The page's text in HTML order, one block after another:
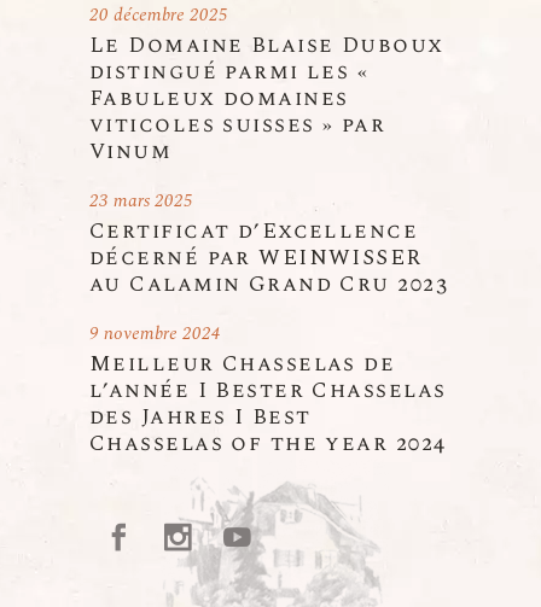
Le Domaine Blaise Duboux
distingué parmi les «
Fabuleux domaines
viticoles suisses » par
Vinum
20 décembre 2025
Certificat d’Excellence
décerné par WEINWISSER
au Calamin Grand Cru 2023
23 mars 2025
Meilleur Chasselas de
l’année I Bester Chasselas
des Jahres I Best
Chasselas of the year 2024
9 novembre 2024